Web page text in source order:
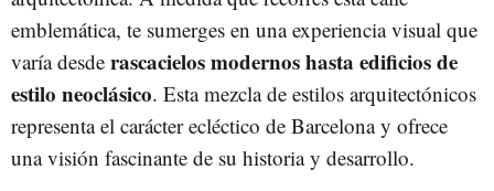
emblemática, te sumerges en una experiencia visual que
varía desde rascacielos modernos hasta edificios de
estilo neoclásico. Esta mezcla de estilos arquitectónicos
representa el carácter ecléctico de Barcelona y ofrece
una visión fascinante de su historia y desarrollo.